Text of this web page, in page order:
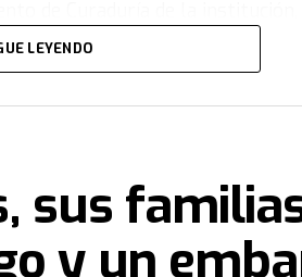
piezas de vestuario y
artes decorativas, el aspecto
y botines, entre otras prendas
primera vez en la
relacionadas a la vida
LEYENDO
sus
y un